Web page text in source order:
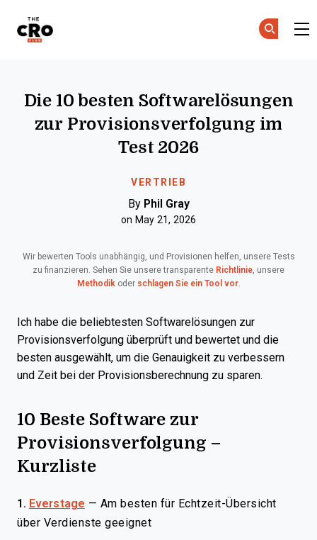
VERTRIEB
Die 10 besten Softwarelösungen
zur Provisionsverfolgung im
Test 2026
By Phil Gray
on May 21, 2026
Wir bewerten Tools unabhängig, und Provisionen helfen, unsere Tests
zu finanzieren. Sehen Sie unsere transparente Richtlinie, unsere
Methodikoder schlagen Sie ein Tool vor.
Ich habe die beliebtesten Softwarelösungen zur
Provisionsverfolgung überprüft und bewertet und die
besten ausgewählt, um die Genauigkeit zu verbessern
und Zeit bei der Provisionsberechnung zu sparen.
10 Beste Software zur
Provisionsverfolgung –
Kurzliste
1. Everstage — Am besten für Echtzeit-Übersicht
über Verdienste geeignet